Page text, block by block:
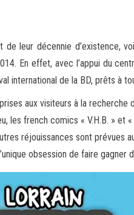
de leur décennie d’existence,
En effet, avec l’appui du
international de la BD, prêts à
aux visiteurs à la
les french comics « V.H.B. »
réjouissances sont prévues
obsession de faire gagner